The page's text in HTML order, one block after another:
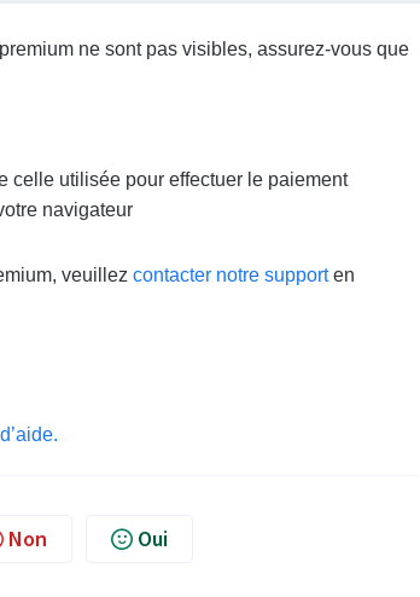
ne sont pas visibles, assurez-vous que
celle utilisée pour effectuer le paiement
navigateur
veuillez contacter notre supporten
Non Oui